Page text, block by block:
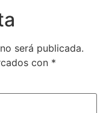
será publicada.
con *